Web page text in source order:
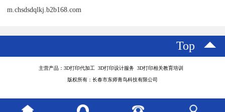
m.chsdsdqlkj.b2b168.com
Top
主营产品：3D打印代加工 3D打印设计服务 3D打印相关教育培训
版权所有：长春市东师青鸟科技有限公司